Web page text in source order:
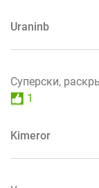
Uraninb
Суперски,
1
Kimeror